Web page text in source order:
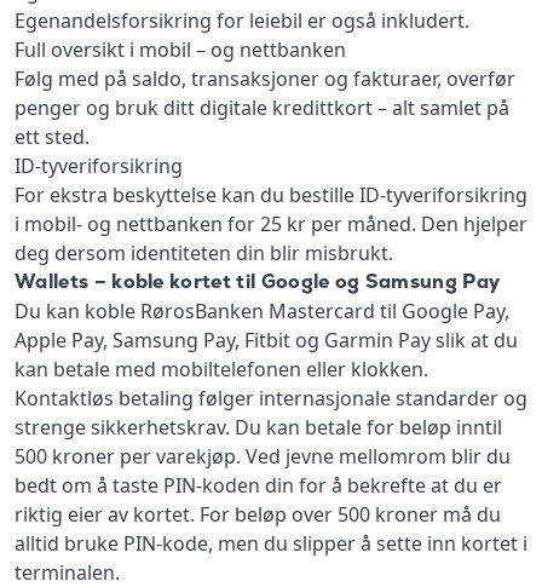
Egenandelsforsikring for leiebil er også inkludert.
Full oversikt i mobil – og nettbanken
Følg med på saldo, transaksjoner og fakturaer, overfør
penger og bruk ditt digitale kredittkort – alt samlet på
ett sted.
ID-tyveriforsikring
For ekstra beskyttelse kan du bestille ID-tyveriforsikring
i mobil- og nettbanken for 25 kr per måned. Den hjelper
deg dersom identiteten din blir misbrukt.
Wallets – koble kortet til Google og Samsung Pay
Du kan koble RørosBanken Mastercard til Google Pay,
Apple Pay, Samsung Pay, Fitbit og Garmin Pay slik at du
kan betale med mobiltelefonen eller klokken.
Kontaktløs betaling følger internasjonale standarder og
strenge sikkerhetskrav. Du kan betale for beløp inntil
500 kroner per varekjøp. Ved jevne mellomrom blir du
bedt om å taste PIN-koden din for å bekrefte at du er
riktig eier av kortet. For beløp over 500 kroner må du
alltid bruke PIN-kode, men du slipper å sette inn kortet i
terminalen.